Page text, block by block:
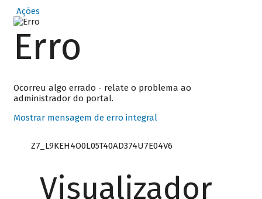
Ações
Erro
Ocorreu algo errado - relate o problema ao
administrador do portal.
Mostrar mensagem de erro integral
Z7_L9KEH4O0L05T40AD374U7E04V6
Visualizador